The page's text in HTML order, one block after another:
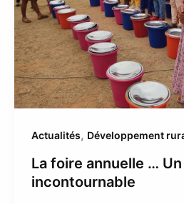
Actualités, Développement
La foire annuelle …
incontournable
incontournable